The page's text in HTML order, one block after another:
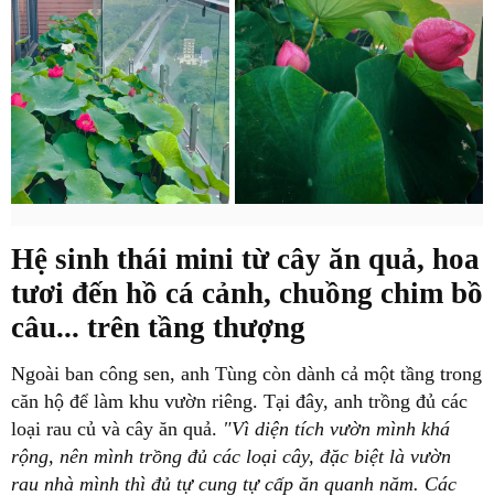
Hệ sinh thái mini từ cây ăn quả, hoa
tươi đến hồ cá cảnh, chuồng chim bồ
câu... trên tầng thượng
Ngoài ban công sen, anh Tùng còn dành cả một tầng trong
căn hộ để làm khu vườn riêng. Tại đây, anh trồng đủ các
loại rau củ và cây ăn quả. "Vì diện tích vườn mình khá
rộng, nên mình trồng đủ các loại cây, đặc biệt là vườn
rau nhà mình thì đủ tự cung tự cấp ăn quanh năm. Các